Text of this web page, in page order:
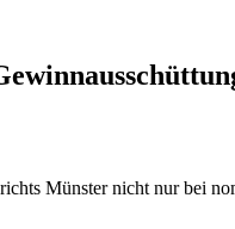
Münster nicht nur bei